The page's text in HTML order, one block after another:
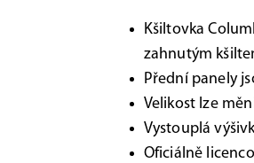
Kšiltovka
zahnutým
Přední panely
Velikost lze
Vystouplá
Oficiálně